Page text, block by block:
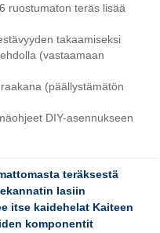
ruostumaton teräs lisää
takaamiseksi
(vastaamaan
(päällystämätön
DIY-asennukseen
teräksestä
lasiin
itse kaidehelat Kaiteen
komponentit